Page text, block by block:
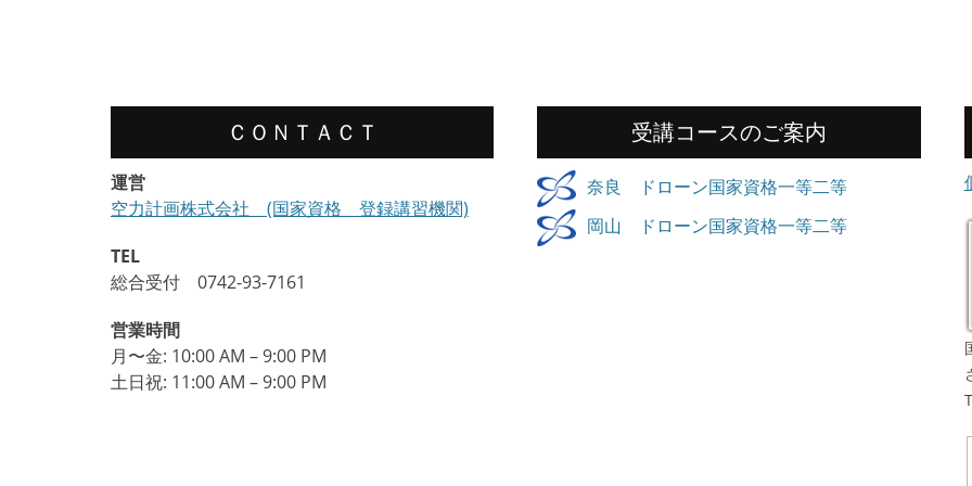
ＣＯＮＴＡＣＴ
運営
空力計画株式会社 (国家資格 登録講習機関)
TEL
総合受付 0742-93-7161
営業時間
月〜金: 10:00 AM – 9:00 PM
土日祝: 11:00 AM – 9:00 PM
受講コースのご案内
奈良 ドローン国家資格一等二等
岡山 ドローン国家資格一等二等